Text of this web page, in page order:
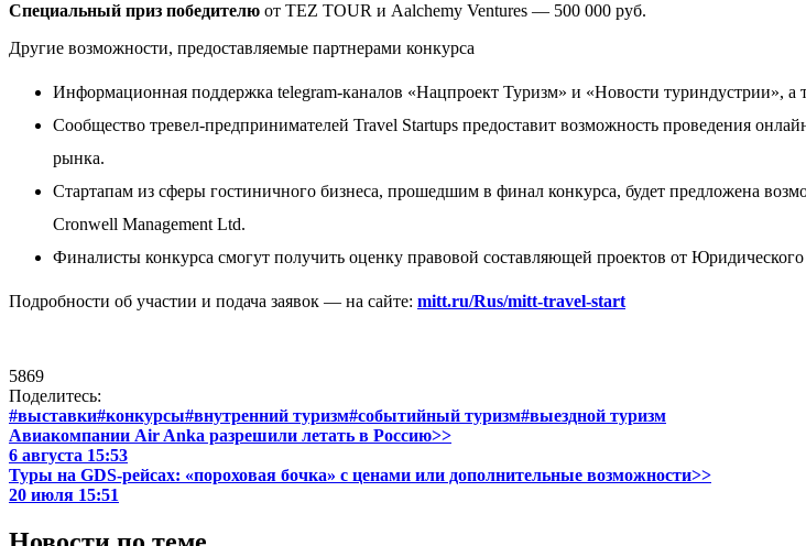
Специальный приз победителю от TEZ TOUR и Aalchemy Ventures — 500 000 руб.
Другие возможности, предоставляемые партнерами конкурса
Информационная поддержка telegram-каналов «Нацпроект Туризм» и «Новости туриндустрии», а
Сообщество тревел-предпринимателей Travel Startups предоставит возможность проведения
рынка.
Стартапам из сферы гостиничного бизнеса, прошедшим в финал конкурса, будет предложена
Cronwell Management Ltd.
Финалисты конкурса смогут получить оценку правовой составляющей проектов от Юридического
Подробности об участии и подача заявок — на сайте: mitt.ru/Rus/mitt-travel-start
5869
Поделитесь:
#выставки#конкурсы#внутренний туризм#событийный туризм#выездной туризм
Авиакомпании Air Anka разрешили летать в Россию>>
6 августа 15:53
Туры на GDS-рейсах: «пороховая бочка» с ценами или дополнительные возможности>>
20 июля 15:51